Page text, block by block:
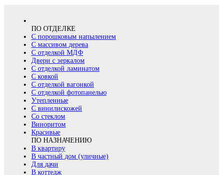
ПО ОТДЕЛКЕ
С порошковым напылением
С массивом дерева
С отделкой МДФ
Двери с зеркалом
С отделкой ламинатом
С ковкой
С отделкой вагонкой
С отделкой фотопанелью
Утепленные
С винилискожей
Со стеклом
Виноритом
Красивые
ПО НАЗНАЧЕНИЮ
В квартиру
В частный дом (уличные)
Для дачи
В коттедж